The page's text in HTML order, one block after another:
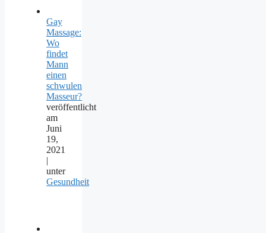
Gay
Massage:
Wo
findet
Mann
einen
schwulen
Masseur?
veröffentlicht
am
Juni
19,
2021
|
unter
Gesundheit